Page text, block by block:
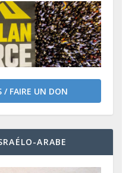
/ FAIRE UN DON
ARABE